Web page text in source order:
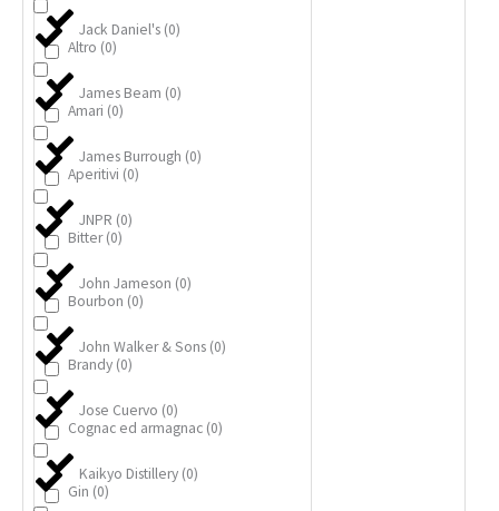
Jack Daniel's (0)
James Beam (0)
James Burrough (0)
JNPR (0)
John Jameson (0)
John Walker & Sons (0)
Jose Cuervo (0)
Kaikyo Distillery (0)
Altro (0)
Amari (0)
Aperitivi (0)
Bitter (0)
Bourbon (0)
Brandy (0)
Cognac ed armagnac (0)
Gin (0)